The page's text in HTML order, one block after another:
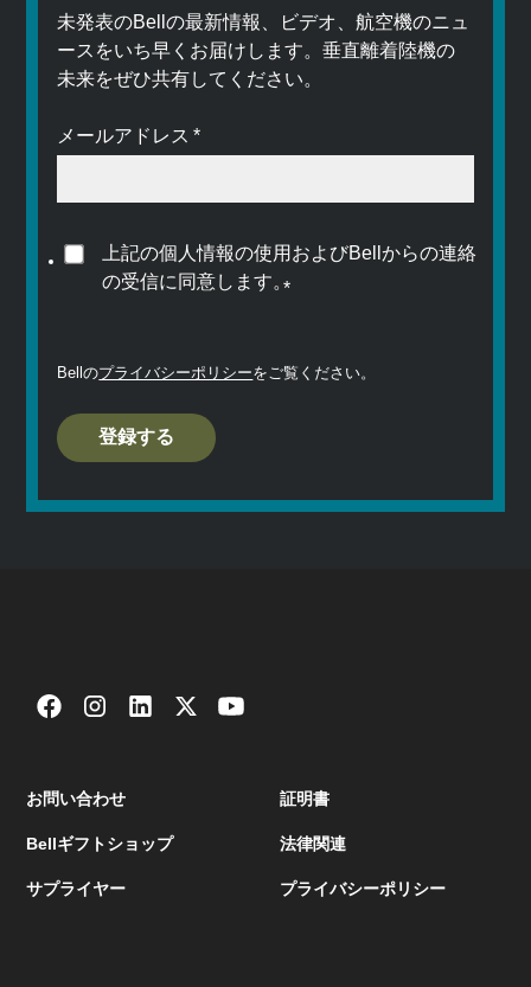
未発表のBellの最新情報、ビデオ、航空機のニュ
ースをいち早くお届けします。垂直離着陸機の
未来をぜひ共有してください。
メールアドレス *
上記の個人情報の使用およびBellからの連絡
の受信に同意します。
*
Bellのプライバシーポリシーをご覧ください。
お問い合わせ
Bellギフトショップ
サプライヤー
証明書
法律関連
プライバシーポリシー